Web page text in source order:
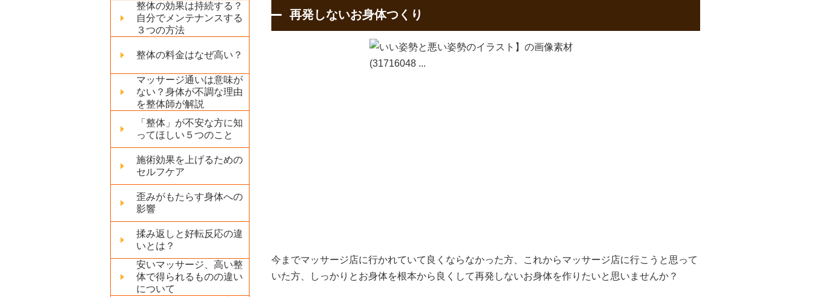
整体の効果は持続する？
自分でメンテナンスする
３つの方法
整体の料金はなぜ高い？
マッサージ通いは意味が
ない？身体が不調な理由
を整体師が解説
「整体」が不安な方に知
ってほしい５つのこと
施術効果を上げるための
セルフケア
歪みがもたらす身体への
影響
揉み返しと好転反応の違
いとは？
安いマッサージ、高い整
体で得られるものの違い
について
再発しないお身体つくり
今までマッサージ店に行かれていて良くならなかった方、これからマッサージ店に行こうと思って
いた方、しっかりとお身体を根本から良くして再発しないお身体を作りたいと思いませんか？